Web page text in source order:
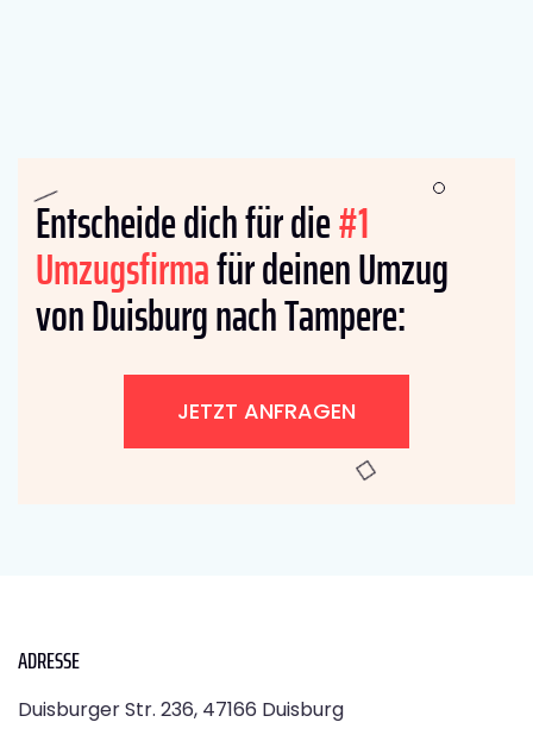
Entscheide dich für die#1
Umzugsfirmafür deinen Umzug
von Duisburg nach Tampere:
JETZT ANFRAGEN
ADRESSE
Duisburger Str. 236, 47166 Duisburg